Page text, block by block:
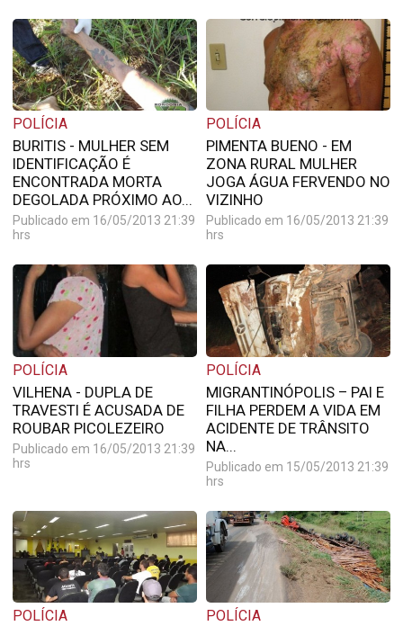
POLÍCIA
BURITIS - MULHER SEM
IDENTIFICAÇÃO É
ENCONTRADA MORTA
DEGOLADA PRÓXIMO AO...
Publicado em 16/05/2013 21:39
hrs
POLÍCIA
PIMENTA BUENO - EM
ZONA RURAL MULHER
JOGA ÁGUA FERVENDO NO
VIZINHO
Publicado em 16/05/2013 21:39
hrs
POLÍCIA
VILHENA - DUPLA DE
TRAVESTI É ACUSADA DE
ROUBAR PICOLEZEIRO
Publicado em 16/05/2013 21:39
hrs
POLÍCIA
MIGRANTINÓPOLIS – PAI E
FILHA PERDEM A VIDA EM
ACIDENTE DE TRÂNSITO
NA...
Publicado em 15/05/2013 21:39
hrs
POLÍCIA POLÍCIA